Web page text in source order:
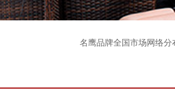
名鹰品牌全国市场网络分